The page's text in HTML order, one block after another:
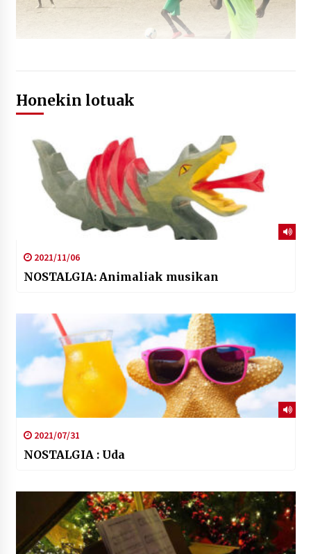
Honekin lotuak
2021/11/06
NOSTALGIA: Animaliak musikan
2021/07/31
NOSTALGIA : Uda